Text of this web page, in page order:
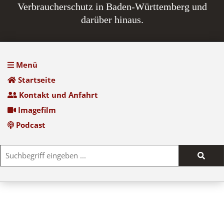
Verbraucherschutz in Baden-Württemberg und
darüber hinaus.
Menü
Startseite
Kontakt und Anfahrt
Imagefilm
Podcast